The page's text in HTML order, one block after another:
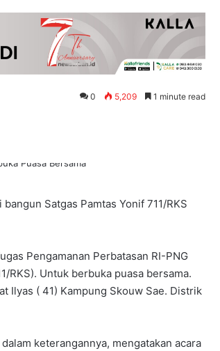
0 5,209 1 minute read
Satgas Pamtas Yonif 711/RKS
Pengamanan Perbatasan RI-PNG
RKS). Untuk berbuka puasa bersama.
Ilyas ( 41) Kampung Skouw Sae. Distrik
keterangannya, mengatakan acara